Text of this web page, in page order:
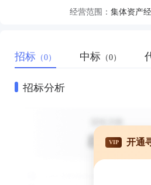
经营范围： 集体资产
招标 （0） 中标 （0）
招标分析
VIP 开通